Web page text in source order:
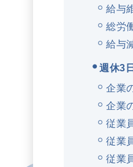
給与
総労
給与
週休3
企業
企業
従業
従業
従業